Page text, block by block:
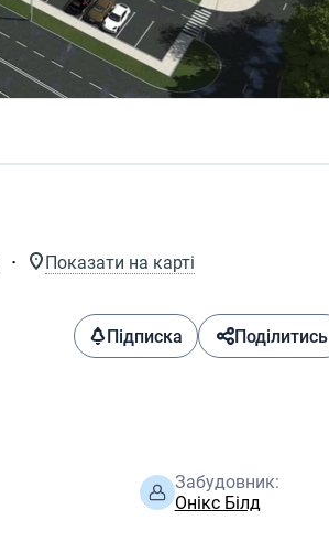
Показати на карті
Підписка Поділитись
Забудовник:
Онікс Білд